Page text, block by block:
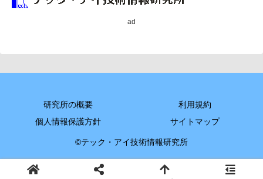
ad
研究所の概要
利用規約
個人情報保護方針
サイトマップ
©テック・アイ技術情報研究所